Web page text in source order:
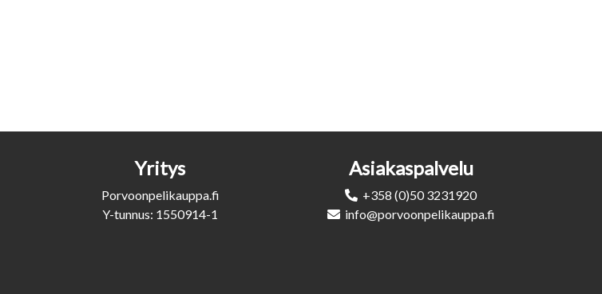
Yritys
Porvoonpelikauppa.fi
Y-tunnus: 1550914-1
Asiakaspalvelu
+358 (0)50 3231920
info@porvoonpelikauppa.fi